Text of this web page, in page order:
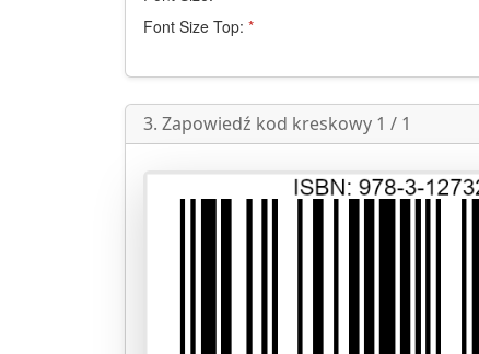
Font Size Top: *
3. Zapowiedź kod kreskowy 1 / 1